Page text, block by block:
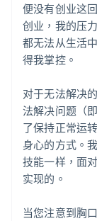
便没有创业这
创业，我的压
都无法从生活
得我掌控。
对于无法解决
法解决问题（
了保持正常运
身心的方式。
技能一样，面
实现的。
当您注意到胸